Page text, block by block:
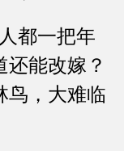
都一把年
能改嫁？
，大难临